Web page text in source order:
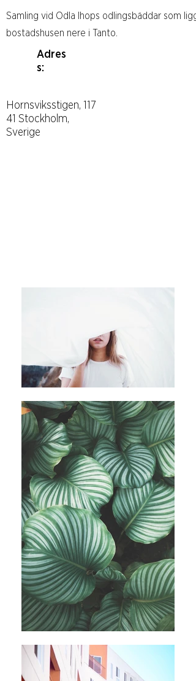
Samling vid Odla Ihops odlingsbäddar som
bostadshusen nere i Tanto.
Adres
s:
Hornsviksstigen, 117
41 Stockholm,
Sverige